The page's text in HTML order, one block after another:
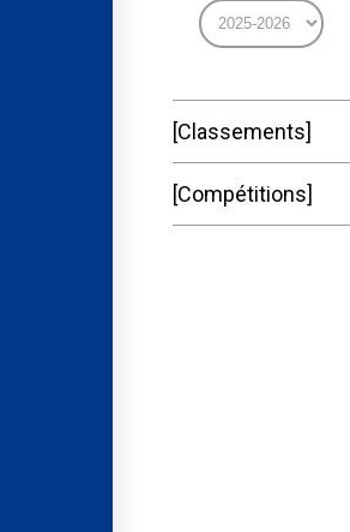
Classements
Compétitions